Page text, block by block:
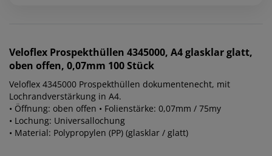
Veloflex Prospekthüllen 4345000, A4 glasklar glatt,
oben offen, 0,07mm 100 Stück
Veloflex 4345000 Prospekthüllen dokumentenecht, mit
Lochrandverstärkung in A4.
• Öffnung: oben offen • Folienstärke: 0,07mm / 75my
• Lochung: Universallochung
• Material: Polypropylen (PP) (glasklar / glatt)